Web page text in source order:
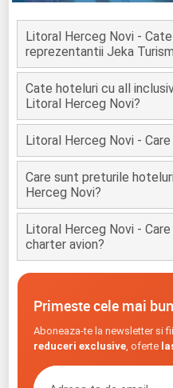
Litoral Herceg Novi -
reprezentantii Jeka
Cate hoteluri cu all
Litoral Herceg Novi?
Litoral Herceg Novi -
Care sunt preturile
Herceg Novi?
Litoral Herceg Novi -
charter avion?
Primeste cele mai
Aboneaza-te la newsletter si
reduceri exclusive, oferte